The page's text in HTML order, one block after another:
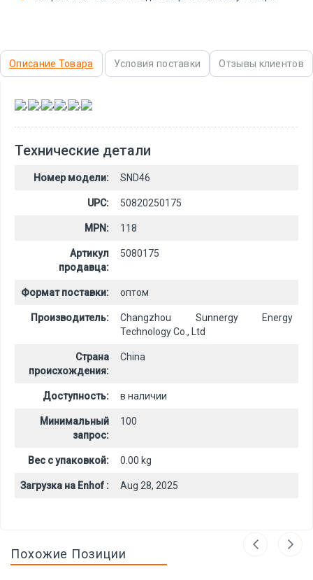
Описание Товара Условия поставки Отзывы клиентов
, , , , ,
Технические детали
Номер модели: SND46
UPC: 50820250175
MPN: 118
Артикул
продавца:
5080175
Формат поставки: оптом
Производитель:
Changzhou Sunnergy Energy
Technology Co., Ltd
Страна
происхождения:
China
Доступность: в наличии
Минимальный
запрос:
100
Вес с упаковкой: 0.00 kg
Загрузка на Enhof : Aug 28, 2025
Похожие Позиции